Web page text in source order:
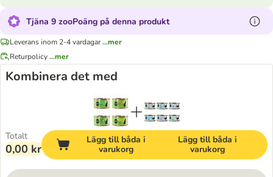
Tjäna 9 zooPoäng på denna produkt
Leverans inom 2-4 vardagar...mer
Returpolicy...mer
Kombinera det med
Totalt
0,00 kr
Lägg till båda i
varukorg
Lägg till båda i
varukorg